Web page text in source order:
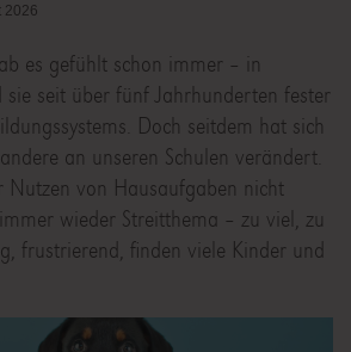
2026
es gefühlt schon immer – in
sie seit über fünf Jahrhunderten fester
Doch seitdem hat sich
an unseren Schulen verändert.
Nutzen von Hausaufgaben nicht
wieder Streitthema – zu viel, zu
frustrierend, finden viele Kinder und